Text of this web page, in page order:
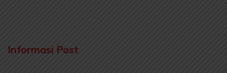
Informasi Post